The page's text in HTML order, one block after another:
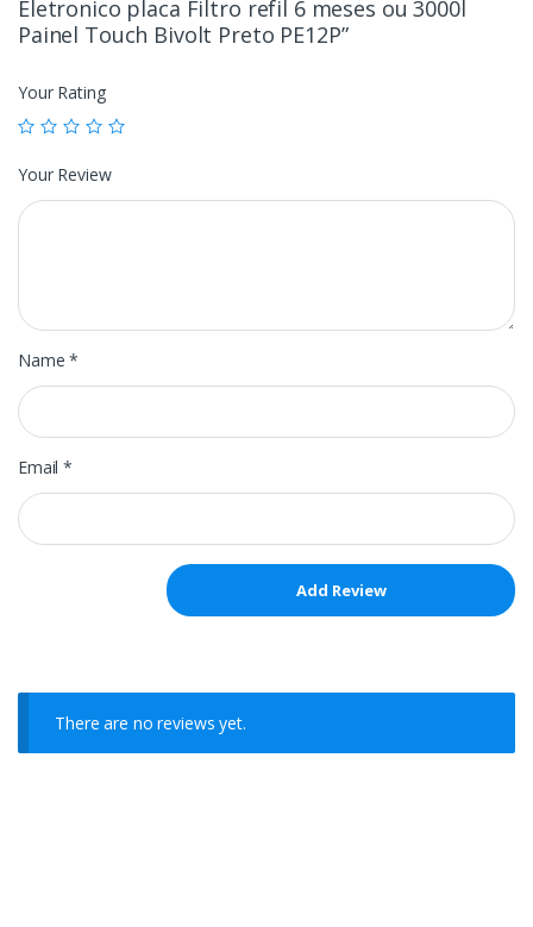
Eletronico placa Filtro refil 6 meses ou 3000l
Painel Touch Bivolt Preto PE12P”
Your Rating
Your Review
Name*
Email*
There are no reviews yet.